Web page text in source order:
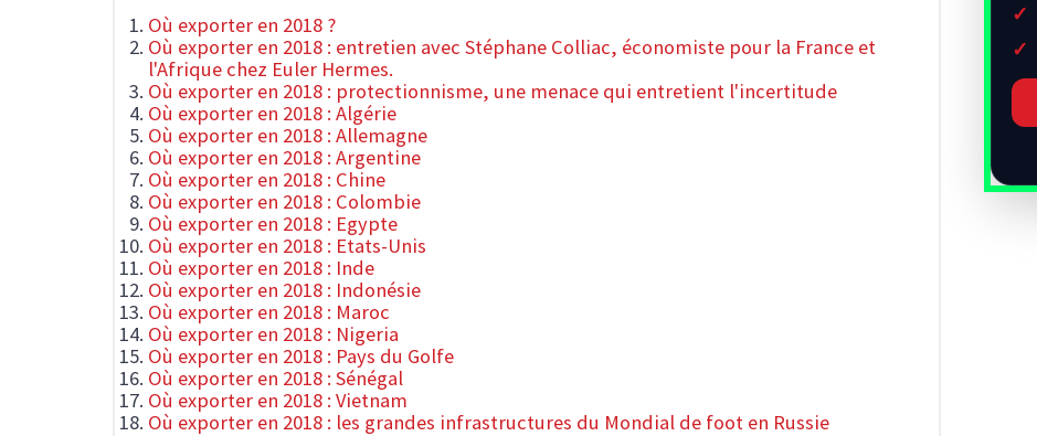
Où exporter en 2018 ?
Où exporter en 2018 : entretien avec Stéphane Colliac, économiste pour la France et
l'Afrique chez Euler Hermes.
Où exporter en 2018 : protectionnisme, une menace qui entretient l'incertitude
Où exporter en 2018 : Algérie
Où exporter en 2018 : Allemagne
Où exporter en 2018 : Argentine
Où exporter en 2018 : Chine
Où exporter en 2018 : Colombie
Où exporter en 2018 : Egypte
Où exporter en 2018 : Etats-Unis
Où exporter en 2018 : Inde
Où exporter en 2018 : Indonésie
Où exporter en 2018 : Maroc
Où exporter en 2018 : Nigeria
Où exporter en 2018 : Pays du Golfe
Où exporter en 2018 : Sénégal
Où exporter en 2018 : Vietnam
Où exporter en 2018 : les grandes infrastructures du Mondial de foot en Russie